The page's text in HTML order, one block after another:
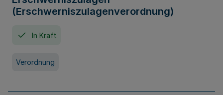
(Erschwerniszulagenverordnung)
In Kraft
Verordnung